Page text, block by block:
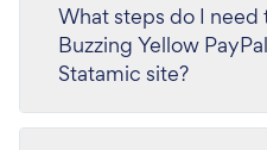
What steps do I
Buzzing Yellow
Statamic site?